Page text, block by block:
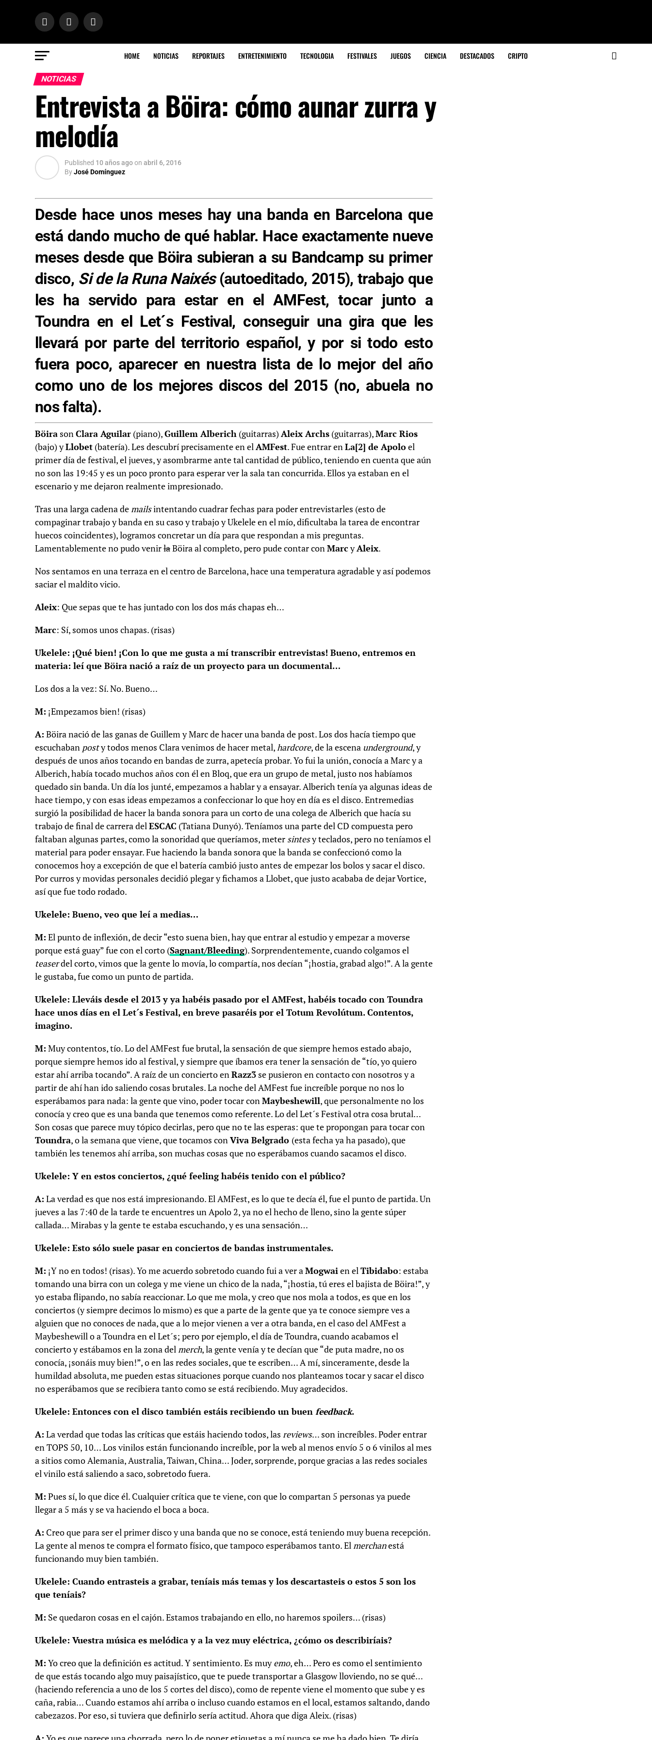
HOME NOTICIAS REPORTAJES ENTRETENIMIENTO TECNOLOGIA FESTIVALES JUEGOS CIENCIA DESTACADOS CRIPTO
NOTICIAS
Entrevista a Böira: cómo aunar zurra y
melodía
Published 10 años agoon abril 6, 2016
ByJosé Domínguez
Desde hace unos meses hay una banda en Barcelona que
está dando mucho de qué hablar. Hace exactamente nueve
meses desde que Böira subieran a su Bandcamp su primer
disco, Si de la Runa Naixés(autoeditado, 2015), trabajo que
les ha servido para estar en el AMFest, tocar junto a
Toundra en el Let´s Festival, conseguir una gira que les
llevará por parte del territorio español, y por si todo esto
fuera poco, aparecer en nuestra lista de lo mejor del año
como uno de los mejores discos del 2015 (no, abuela no
nos falta).
Böira sonClara Aguilar (piano),Guillem Alberich (guitarras)Aleix Archs (guitarras),Marc Rios
(bajo) yLlobet (batería). Les descubrí precisamente en elAMFest. Fue entrar enLa[2] de Apoloel
primer día de festival, el jueves, y asombrarme ante tal cantidad de público, teniendo en cuenta que aún
no son las 19:45 y es un poco pronto para esperar ver la sala tan concurrida. Ellos ya estaban en el
escenario y me dejaron realmente impresionado.
Tras una larga cadena demailsintentando cuadrar fechas para poder entrevistarles (esto de
compaginar trabajo y banda en su caso y trabajo y Ukelele en el mío, dificultaba la tarea de encontrar
huecos coincidentes), logramos concretar un día para que respondan a mis preguntas.
Lamentablemente no pudo venirlaBöira al completo, pero pude contar conMarcyAleix.
Nos sentamos en una terraza en el centro de Barcelona, hace una temperatura agradable y así podemos
saciar el maldito vicio.
Aleix: Que sepas que te has juntado con los dos más chapas eh…
Marc: Sí, somos unos chapas. (risas)
Ukelele: ¡Qué bien! ¡Con lo que me gusta a mí transcribir entrevistas! Bueno, entremos en
materia: leí que Böira nació a raíz de un proyecto para un documental…
Los dos a la vez: Sí. No. Bueno…
M: ¡Empezamos bien! (risas)
A: Böira nació de las ganas de Guillem y Marc de hacer una banda de post. Los dos hacía tiempo que
escuchaban posty todos menos Clara venimos de hacer metal,hardcore, de la escena underground, y
después de unos años tocando en bandas de zurra, apetecía probar. Yo fui la unión, conocía a Marc y a
Alberich, había tocado muchos años con él en Bloq, que era un grupo de metal, justo nos habíamos
quedado sin banda. Un día los junté, empezamos a hablar y a ensayar. Alberich tenía ya algunas ideas de
hace tiempo, y con esas ideas empezamos a confeccionar lo que hoy en día es el disco. Entremedias
surgió la posibilidad de hacer la banda sonora para un corto de una colega de Alberich que hacía su
trabajo de final de carrera delESCAC (Tatiana Dunyó). Teníamos una parte del CD compuesta pero
faltaban algunas partes, como la sonoridad que queríamos, meter sintesy teclados, pero no teníamos el
material para poder ensayar. Fue haciendo la banda sonora que la banda se confeccionó como la
conocemos hoy a excepción de que el batería cambió justo antes de empezar los bolos y sacar el disco.
Por curros y movidas personales decidió plegar y fichamos a Llobet, que justo acababa de dejar Vortice,
así que fue todo rodado.
Ukelele: Bueno, veo que leí a medias…
M: El punto de inflexión, de decir “esto suena bien, hay que entrar al estudio y empezar a moverse
porque está guay” fue con el corto (Sagnant/Bleeding). Sorprendentemente, cuando colgamos el
teaserdel corto, vimos que la gente lo movía, lo compartía, nos decían “¡hostia, grabad algo!”. A la gente
le gustaba, fue como un punto de partida.
Ukelele: Lleváis desde el 2013 y ya habéis pasado por el AMFest, habéis tocado con Toundra
hace unos días en el Let´s Festival, en breve pasaréis por el Totum Revolútum. Contentos,
imagino.
M: Muy contentos, tío. Lo del AMFest fue brutal, la sensación de que siempre hemos estado abajo,
porque siempre hemos ido al festival, y siempre que íbamos era tener la sensación de “tío, yo quiero
estar ahí arriba tocando”. A raíz de un concierto enRazz3 se pusieron en contacto con nosotros y a
partir de ahí han ido saliendo cosas brutales. La noche del AMFest fue increíble porque no nos lo
esperábamos para nada: la gente que vino, poder tocar conMaybeshewill, que personalmente no los
conocía y creo que es una banda que tenemos como referente. Lo del Let´s Festival otra cosa brutal…
Son cosas que parece muy tópico decirlas, pero que no te las esperas: que te propongan para tocar con
Toundra, o la semana que viene, que tocamos conViva Belgrado (esta fecha ya ha pasado), que
también les tenemos ahí arriba, son muchas cosas que no esperábamos cuando sacamos el disco.
Ukelele: Y en estos conciertos, ¿qué feeling habéis tenido con el público?
A: La verdad es que nos está impresionando. El AMFest, es lo que te decía él, fue el punto de partida. Un
jueves a las 7:40 de la tarde te encuentres un Apolo 2, ya no el hecho de lleno, sino la gente súper
callada… Mirabas y la gente te estaba escuchando, y es una sensación…
Ukelele: Esto sólo suele pasar en conciertos de bandas instrumentales.
M: ¡Y no en todos! (risas). Yo me acuerdo sobretodo cuando fui a ver aMogwaien elTibidabo: estaba
tomando una birra con un colega y me viene un chico de la nada, “¡hostia, tú eres el bajista de Böira!”, y
yo estaba flipando, no sabía reaccionar. Lo que me mola, y creo que nos mola a todos, es que en los
conciertos (y siempre decimos lo mismo) es que a parte de la gente que ya te conoce siempre ves a
alguien que no conoces de nada, que a lo mejor vienen a ver a otra banda, en el caso del AMFest a
Maybeshewill o a Toundra en el Let´s; pero por ejemplo, el día de Toundra, cuando acabamos el
concierto y estábamos en la zona delmerch, la gente venía y te decían que “de puta madre, no os
conocía, ¡sonáis muy bien!”, o en las redes sociales, que te escriben… A mí, sinceramente, desde la
humildad absoluta, me pueden estas situaciones porque cuando nos planteamos tocar y sacar el disco
no esperábamos que se recibiera tanto como se está recibiendo. Muy agradecidos.
Ukelele: Entonces con el disco también estáis recibiendo un buen feedback.
A: La verdad que todas las críticas que estáis haciendo todos, las reviews… son increíbles. Poder entrar
en TOPS 50, 10… Los vinilos están funcionando increíble, por la web al menos envío 5 o 6 vinilos al mes
a sitios como Alemania, Australia, Taiwan, China… Joder, sorprende, porque gracias a las redes sociales
el vinilo está saliendo a saco, sobretodo fuera.
M: Pues sí, lo que dice él. Cualquier crítica que te viene, con que lo compartan 5 personas ya puede
llegar a 5 más y se va haciendo el boca a boca.
A: Creo que para ser el primer disco y una banda que no se conoce, está teniendo muy buena recepción.
La gente al menos te compra el formato físico, que tampoco esperábamos tanto. Elmerchanestá
funcionando muy bien también.
Ukelele: Cuando entrasteis a grabar, teníais más temas y los descartasteis o estos 5 son los
que teníais?
M: Se quedaron cosas en el cajón. Estamos trabajando en ello, no haremos spoilers… (risas)
Ukelele: Vuestra música es melódica y a la vez muy eléctrica, ¿cómo os describiríais?
M: Yo creo que la definición es actitud. Y sentimiento. Es muyemo, eh… Pero es como el sentimiento
de que estás tocando algo muy paisajístico, que te puede transportar a Glasgow lloviendo, no se qué…
(haciendo referencia a uno de los 5 cortes del disco), como de repente viene el momento que sube y es
caña, rabia… Cuando estamos ahí arriba o incluso cuando estamos en el local, estamos saltando, dando
cabezazos. Por eso, si tuviera que definirlo sería actitud. Ahora que diga Aleix. (risas)